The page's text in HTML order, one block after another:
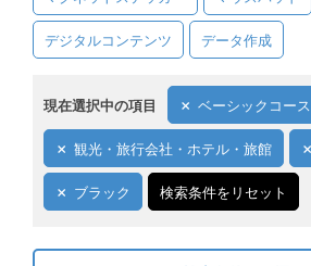
デジタルコンテンツ データ作成
現在選択中の項目 ベーシックコース
観光・旅行会社・ホテル・旅館
ブラック 検索条件をリセット